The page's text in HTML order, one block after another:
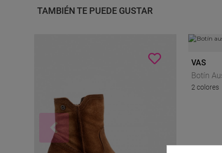
TAMBIÉN TE PUEDE GUSTAR
VAS
Botín
Taupe
2 colores